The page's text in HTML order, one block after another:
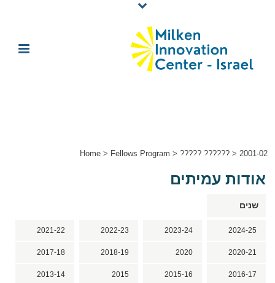
Home > Fellows Program > ????? ?????? > 2001-02
אודות עמיתים
שנים
2024-25
2023-24
2022-23
2021-22
2020-21
2020
2018-19
2017-18
2016-17
2015-16
2015
2013-14